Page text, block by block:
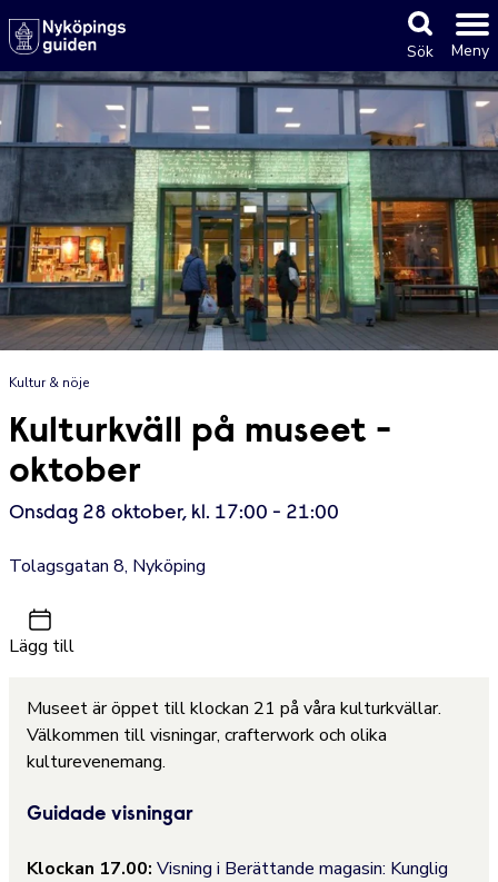
Sök Meny
Kultur & nöje
Kulturkväll på museet -
oktober
Onsdag 28 oktober, kl. 17:00 - 21:00
Tolagsgatan 8, Nyköping
Lägg till
Museet är öppet till klockan 21 på våra kulturkvällar.
Välkommen till visningar, crafterwork och olika
kulturevenemang.
Guidade visningar
Klockan 17.00: Visning i Berättande magasin: Kunglig